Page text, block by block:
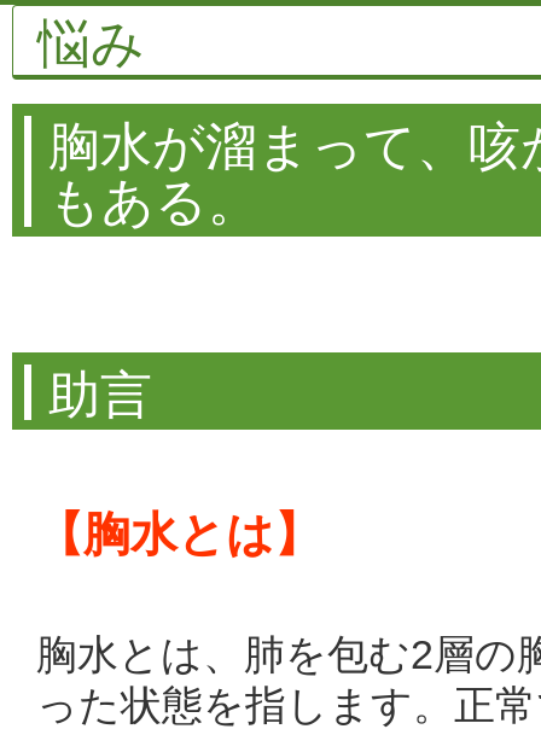
悩み
胸水が溜まって、
もある。
助言
【胸水とは】
胸水とは、肺を包む2層の
った状態を指します。正